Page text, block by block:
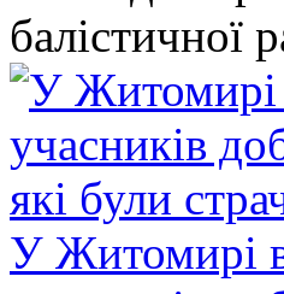
балістичної
У Житомирі